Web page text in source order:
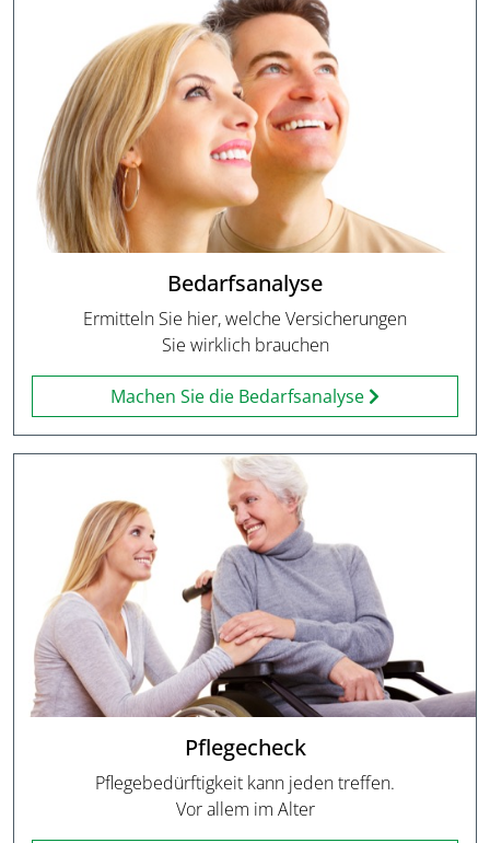
Bedarfsanalyse
Ermitteln Sie hier, welche Versicherungen
Sie wirklich brauchen
Machen Sie die Bedarfsanalyse
Pflegecheck
Pflegebedürftigkeit kann jeden treffen.
Vor allem im Alter